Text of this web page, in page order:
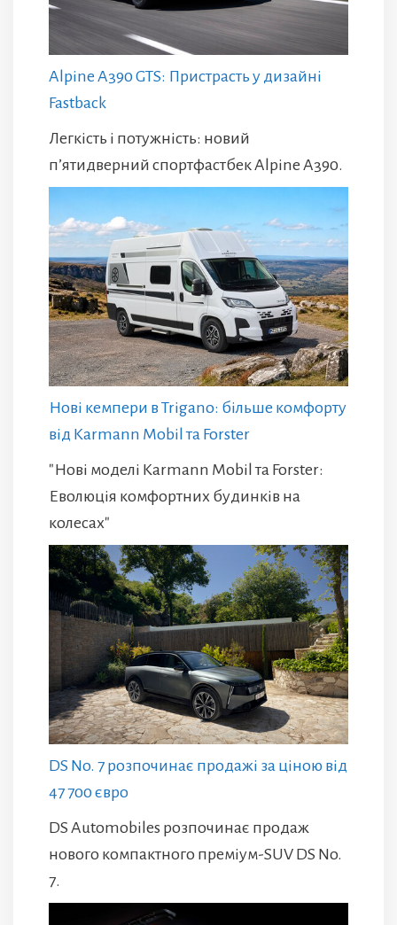
Alpine A390 GTS: Пристрасть у дизайні
Fastback
Легкість і потужність: новий
п’ятидверний спортфастбек Alpine A390.
Нові кемпери в Trigano: більше комфорту
від Karmann Mobil та Forster
"Нові моделі Karmann Mobil та Forster:
Еволюція комфортних будинків на
колесах"
DS No. 7 розпочинає продажі за ціною від
47 700 євро
DS Automobiles розпочинає продаж
нового компактного преміум-SUV DS No.
7.